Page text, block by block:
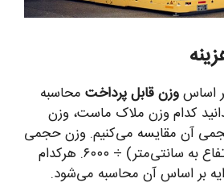
اساسوزن قابل پرداخت محاسبه
کدام وزن ملاک ماست، وزن
حجمی آن مقایسه می‌کنیم. وزن حجمی
= (طول × عرض × ارتفاع به سانتی‌متر) ÷ ۶۰۰۰. هرکدام
بر اساس آن محاسبه می‌شود.